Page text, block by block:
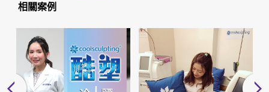
相關案例